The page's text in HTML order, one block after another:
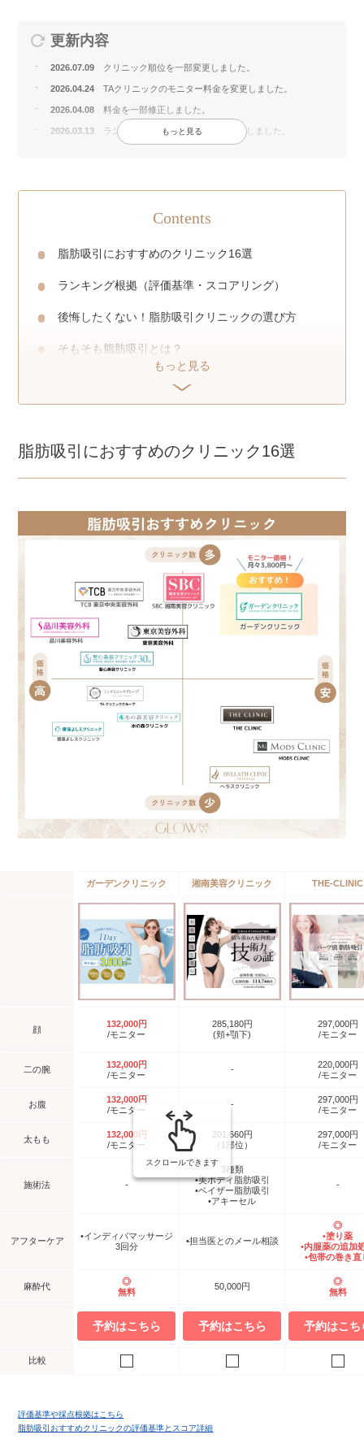
更新内容
2026.07.09 クリニック順位を一部変更しました。
2026.04.24 TAクリニックのモニター料金を変更しました。
2026.04.08 料金を一部修正しました。
2026.03.13 ランキング根拠、アンケートを追記しました。
2025.12.01ファクトチェックを行いました。
2025.10.28監修者の編集を行いました。
2025.10.01ファクトチェックを行いました。
2025.09.04 一部内容を変更しました。
もっと見る
Contents
脂肪吸引におすすめのクリニック16選
ランキング根拠（評価基準・スコアリング）
後悔したくない！脂肪吸引クリニックの選び方
そもそも脂肪吸引とは？
脂肪吸引にかかる値段の相場は？
脂肪吸引に副作用やダウンタイムはある？注意点も
脂肪吸引に関するアンケート調査
脂肪吸引に関するよくある質問
脂肪吸引おすすめクリニックまとめ
【地域別】脂肪吸引おすすめクリニックを紹介
もっと見る
脂肪吸引におすすめのクリニック16選
ガーデンクリニック 湘南美容クリニック THE-CLINIC
顔
132,000円
/モニター
285,180円
(頬+顎下)
297,000円
/モニター
二の腕
132,000円
/モニター
-
220,000円
/モニター
お腹
132,000円
/モニター
-
297,000円
/モニター
太もも
132,000円
/モニター
201,660円
（1部位）
297,000円
/モニター
施術法 -
3種類
•美ボディ脂肪吸引
•ベイザー脂肪吸引
•アキーセル
-
アフターケア
•インディバマッサージ
3回分
•担当医とのメール相談
◎
•塗り薬
•内服薬の追加
•包帯の巻き直
麻酔代
◎
無料
50,000円
◎
無料
予約はこちら 予約はこちら 予約はこち
比較
スクロールできます
評価基準や採点根拠はこちら
脂肪吸引おすすめクリニックの評価基準とスコア詳細